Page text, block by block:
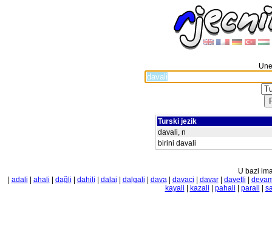
Turski jezik
davali, n
birini davali
U bazi
adali ahali dağli dahili dalai dalgali dava| davaci davar| davetli
kayali
kazali pahali parali